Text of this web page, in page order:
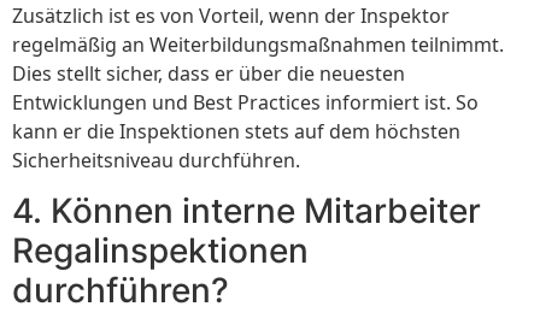
Zusätzlich ist es von Vorteil, wenn der Inspektor
regelmäßig an Weiterbildungsmaßnahmen teilnimmt.
Dies stellt sicher, dass er über die neuesten
Entwicklungen und Best Practices informiert ist. So
kann er die Inspektionen stets auf dem höchsten
Sicherheitsniveau durchführen.
4. Können interne Mitarbeiter
Regalinspektionen
durchführen?